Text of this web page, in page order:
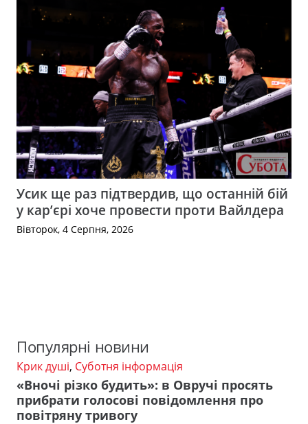
Усик ще раз підтвердив, що останній бій
у кар’єрі хоче провести проти Вайлдера
Вівторок, 4 Серпня, 2026
Популярні новини
Крик душі, Суботня інформація
«Вночі різко будить»: в Овручі просять
прибрати голосові повідомлення про
повітряну тривогу